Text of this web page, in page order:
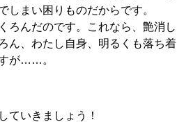
しまい困りものだからです。
ろんだのです。これなら、艶消し
ん、わたし自身、明るくも落ち着
が……。
ていきましょう！